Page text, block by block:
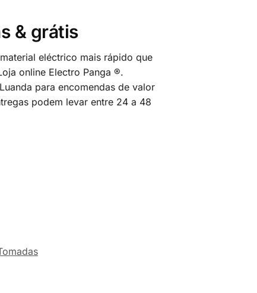
& grátis
eléctrico mais rápido que
online Electro Panga ®.
para encomendas de valor
podem levar entre 24 a 48